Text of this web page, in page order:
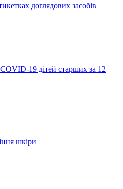
доглядових засобів
19 дітей старших за 12
шкіри